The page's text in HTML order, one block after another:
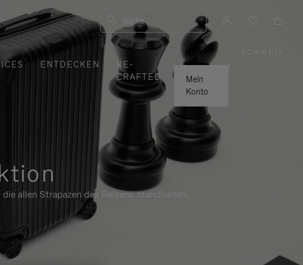
Suche
ENTDECKEN
RE-
CRAFTED
Mein
Konto
SCHWEIZ
allen Strapazen des Reisens standhalten.